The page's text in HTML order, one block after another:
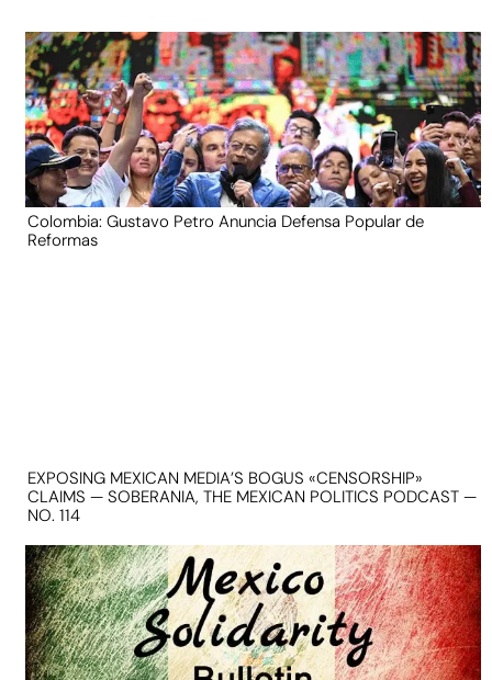
Colombia: Gustavo Petro Anuncia Defensa Popular de
Reformas
EXPOSING MEXICAN MEDIA’S BOGUS «CENSORSHIP»
CLAIMS — SOBERANIA, THE MEXICAN POLITICS PODCAST —
NO. 114